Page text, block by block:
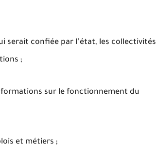
serait confiée par l’état, les collectivités
;
sur le fonctionnement du
et métiers ;